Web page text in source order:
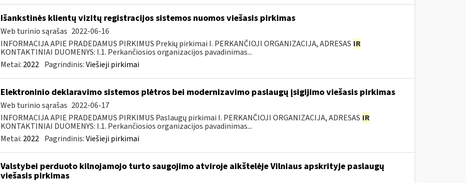
Išankstinės klientų vizitų registracijos sistemos nuomos viešasis pirkimas
Web turinio sąrašas 2022-06-16
INFORMACIJA APIE PRADEDAMUS PIRKIMUS Prekių pirkimai I. PERKANČIOJI ORGANIZACIJA, ADRESAS IR
KONTAKTINIAI DUOMENYS: I.1. Perkančiosios organizacijos pavadinimas...
Metai: 2022 Pagrindinis:Viešieji pirkimai
Elektroninio deklaravimo sistemos plėtros bei modernizavimo paslaugų įsigijimo viešasis pirkimas
Web turinio sąrašas 2022-06-17
INFORMACIJA APIE PRADEDAMUS PIRKIMUS Paslaugų pirkimai I. PERKANČIOJI ORGANIZACIJA, ADRESAS IR
KONTAKTINIAI DUOMENYS: I.1. Perkančiosios organizacijos pavadinimas...
Metai: 2022 Pagrindinis:Viešieji pirkimai
Valstybei perduoto kilnojamojo turto saugojimo atviroje aikštelėje Vilniaus apskrityje paslaugų
viešasis pirkimas